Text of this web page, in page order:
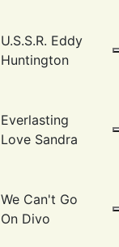
U.S.S.R. Eddy
Huntington
Everlasting
Love Sandra
We Can't Go
On Divo